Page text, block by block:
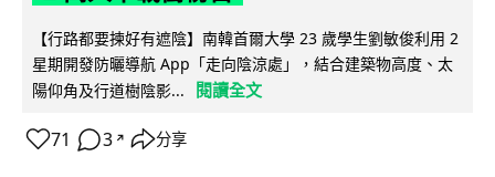
【行路都要揀好有遮陰】南韓首爾大學 23 歲學生劉敏俊利用 2
星期開發防曬導航 App「走向陰涼處」，結合建築物高度、太
陽仰角及行道樹陰影...
閱讀全文
71 3 ↗ 分享